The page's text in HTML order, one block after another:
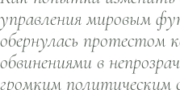
управления мировым
обернулась протестом
обвинениями в
громким политическим